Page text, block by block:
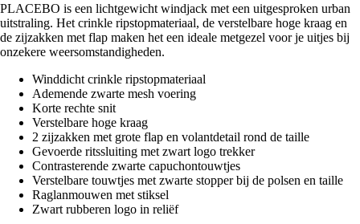
PLACEBO is een lichtgewicht windjack met een uitgesproken urban
uitstraling. Het crinkle ripstopmateriaal, de verstelbare hoge kraag en
de zijzakken met flap maken het een ideale metgezel voor je uitjes bij
onzekere weersomstandigheden.
Winddicht crinkle ripstopmateriaal
Ademende zwarte mesh voering
Korte rechte snit
Verstelbare hoge kraag
2 zijzakken met grote flap en volantdetail rond de taille
Gevoerde ritssluiting met zwart logo trekker
Contrasterende zwarte capuchontouwtjes
Verstelbare touwtjes met zwarte stopper bij de polsen en taille
Raglanmouwen met stiksel
Zwart rubberen logo in reliëf